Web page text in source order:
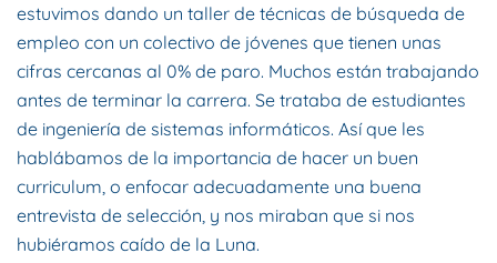
estuvimos dando un taller de técnicas de búsqueda de
empleo con un colectivo de jóvenes que tienen unas
cifras cercanas al 0% de paro. Muchos están trabajando
antes de terminar la carrera. Se trataba de estudiantes
de ingeniería de sistemas informáticos. Así que les
hablábamos de la importancia de hacer un buen
curriculum, o enfocar adecuadamente una buena
entrevista de selección, y nos miraban que si nos
hubiéramos caído de la Luna.